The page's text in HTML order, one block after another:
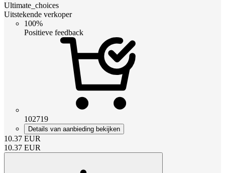
Ultimate_choices
Uitstekende verkoper
100%
Positieve feedback
102719
Details van aanbieding bekijken
10.37 EUR
10.37 EUR